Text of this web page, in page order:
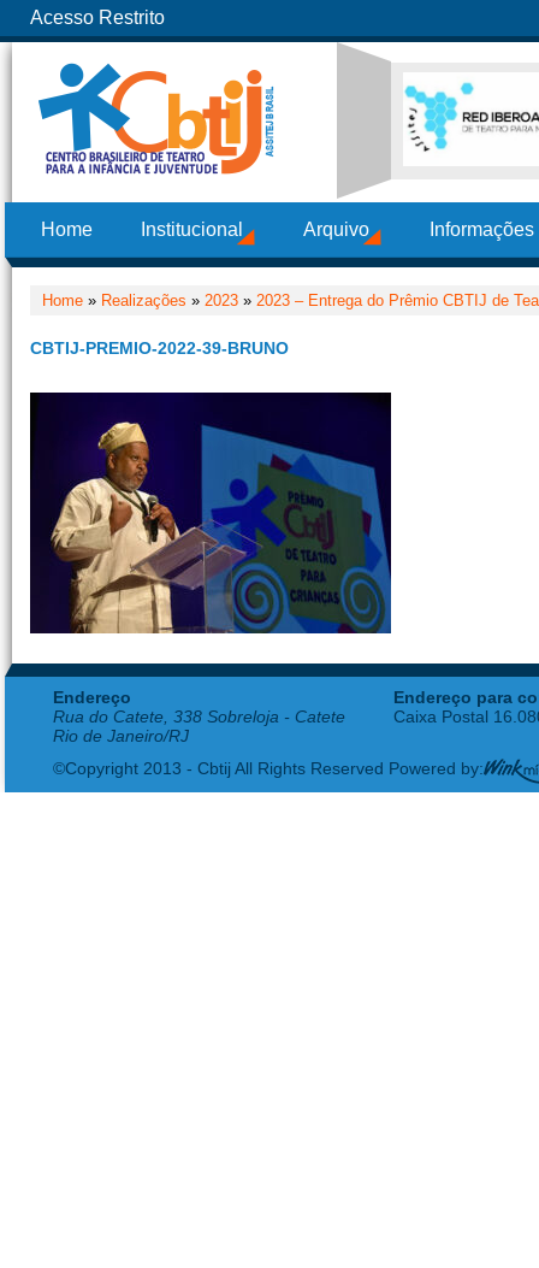
Acesso Restrito
Home Institucional Arquivo
Home » Realizações » 2023 » 2023 – Entrega do Prêmio CBTIJ de
CBTIJ-PREMIO-2022-39-BRUNO
Endereço
Rua do Catete, 338 Sobreloja - Catete
Rio de Janeiro/RJ
Endereço para
Caixa Postal
©Copyright 2013 - Cbtij All Rights Reserved Powered by: